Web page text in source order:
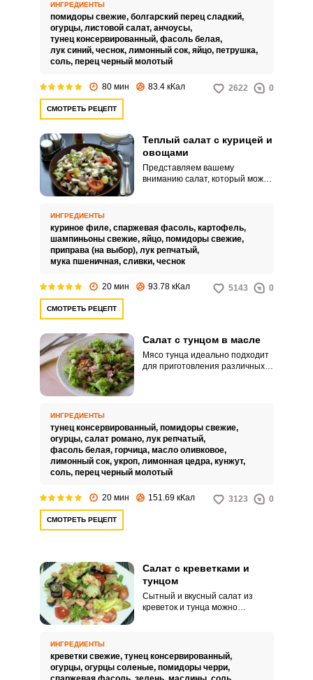
средиземноморского салата не
может оставить вас
равнодушным и не вызвать
аппетит.
ИНГРЕДИЕНТЫ
помидоры свежие, болгарский перец сладкий,
огурцы, листовой салат, анчоусы,
тунец консервированный, фасоль белая,
лук синий, чеснок, лимонный сок, яйцо, петрушка,
соль, перец черный молотый
80 мин 83.4 кКал 2622 0
СМОТРЕТЬ РЕЦЕПТ
Теплый салат с курицей и
овощами
Представляем вашему
вниманию салат, который можно
ингредиенты салата
подверглись тепловой
обработке, блюдо отличается
полезными свойствами.
ИНГРЕДИЕНТЫ
куриное филе, спаржевая фасоль, картофель,
шампиньоны свежие, яйцо, помидоры свежие,
приправа (на выбор), лук репчатый,
мука пшеничная, сливки, чеснок
20 мин 93.78 кКал 5143 0
СМОТРЕТЬ РЕЦЕПТ
Салат с тунцом в масле
Мясо тунца идеально подходит
для приготовления различных
самостоятельного, легкого, в
меру калорийного блюда.
ИНГРЕДИЕНТЫ
тунец консервированный, помидоры свежие,
огурцы, салат романо, лук репчатый,
фасоль белая, горчица, масло оливковое,
лимонный сок, укроп, лимонная цедра, кунжут,
соль, перец черный молотый
20 мин 151.69 кКал 3123 0
СМОТРЕТЬ РЕЦЕПТ
Салат с креветками и
тунцом
Сытный и вкусный салат из
креветок и тунца можно
зеленью.
ИНГРЕДИЕНТЫ
креветки свежие, тунец консервированный,
огурцы, огурцы соленые, помидоры черри,